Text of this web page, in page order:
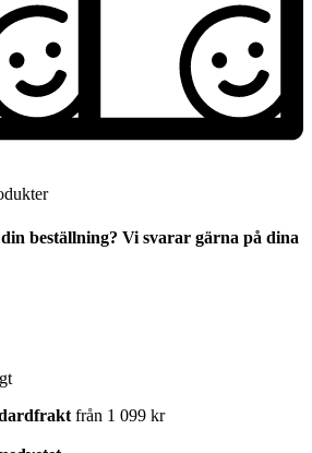
beställning? Vi svarar gärna på dina
från 1 099 kr